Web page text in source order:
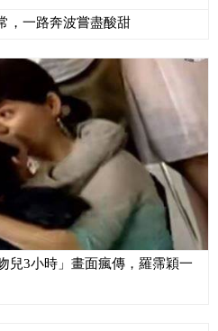
，一路奔波嘗盡酸甜
兒3小時」畫面瘋傳，羅霈穎一